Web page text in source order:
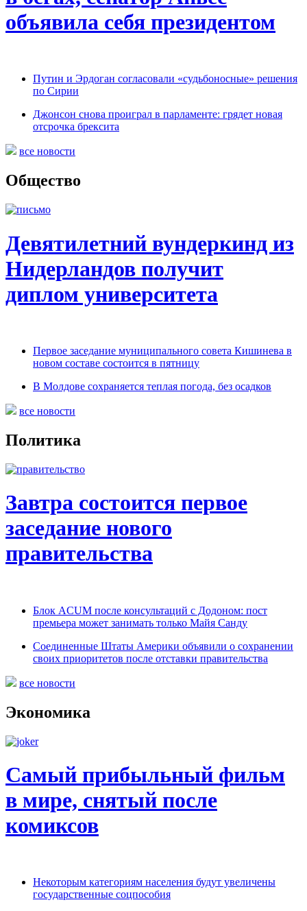
объявила себя президентом
Путин и Эрдоган согласовали «судьбоносные» решения
по Сирии
Джонсон снова проиграл в парламенте: грядет новая
отсрочка брексита
все новости
Общество
Девятилетний вундеркинд из
Нидерландов получит
диплом университета
Первое заседание муниципального совета Кишинева в
новом составе состоится в пятницу
В Молдове сохраняется теплая погода, без осадков
все новости
Политика
Завтра состоится первое
заседание нового
правительства
Блок ACUM после консультаций с Додоном: пост
премьера может занимать только Майя Санду
Соединенные Штаты Америки объявили о сохранении
своих приоритетов после отставки правительства
все новости
Экономика
Самый прибыльный фильм
в мире, снятый после
комиксов
Некоторым категориям населения будут увеличены
государственные соцпособия